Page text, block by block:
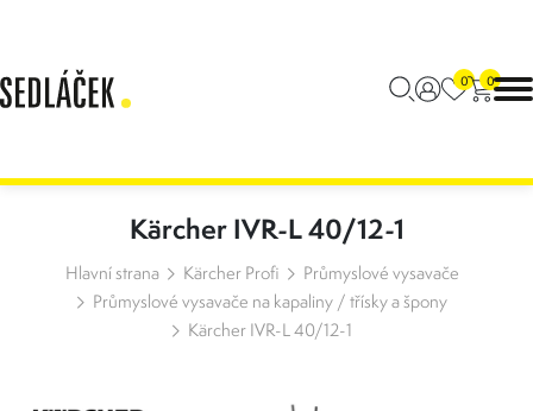
0 0
Kärcher IVR-L 40/12-1
Hlavní strana Kärcher Profi
Průmyslové vysavače
Průmyslové vysavače na kapaliny / třísky a špony
Kärcher IVR-L 40/12-1